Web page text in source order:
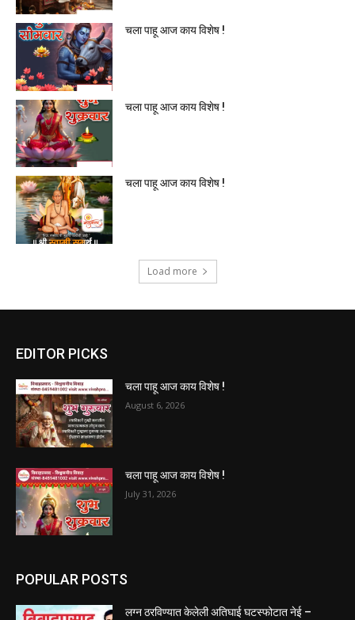
चला पाहू आज काय विशेष !
चला पाहू आज काय विशेष !
चला पाहू आज काय विशेष !
Load more
EDITOR PICKS
चला पाहू आज काय विशेष !
August 6, 2026
चला पाहू आज काय विशेष !
July 31, 2026
POPULAR POSTS
लग्न ठरविण्यात केलेली अतिघाई घटस्फोटात नेई –